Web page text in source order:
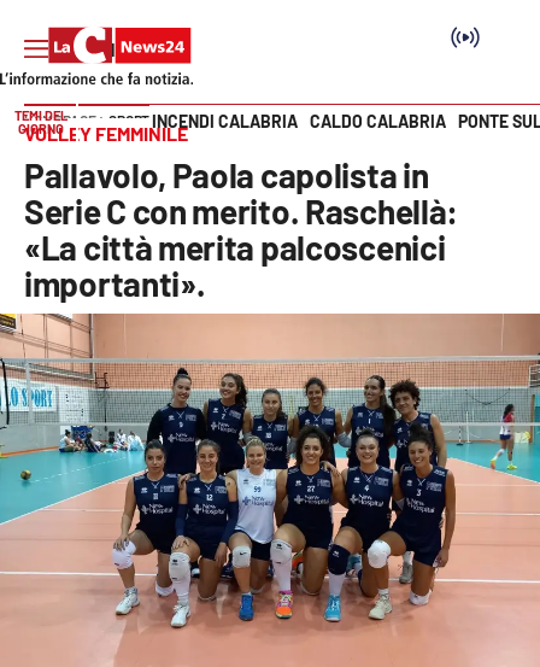
SEZIONI
Cronaca
Politica
Attualità
Economia e lavoro
Italia Mondo
Sport
Vai
TEMI DEL
GIORNO
INCENDI CALABRIA CALDO CALABRIA PONTE
HOME PAGE SPORT
VOLLEY FEMMINILE
Pallavolo, Paola capolista in
Serie C con merito. Raschellà:
«La città merita palcoscenici
importanti».